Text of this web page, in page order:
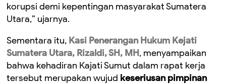
korupsi demi kepentingan masyarakat Sumatera
Utara,” ujarnya.
Sementara itu, Kasi Penerangan Hukum Kejati
Sumatera Utara, Rizaldi, SH, MH, menyampaikan
bahwa kehadiran Kajati Sumut dalam rapat kerja
tersebut merupakan wujud keseriusan pimpinan